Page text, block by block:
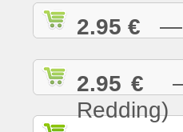
2.95 € —
2.95 € —
Redding)